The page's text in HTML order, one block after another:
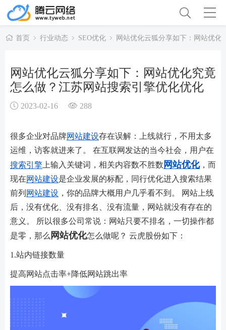
首页 行业动态 SEO优化 网站优化云狐分享如下：网站优
网站优化云狐分享如下：网站优化究竟
怎么做？江苏网站搜索引擎优化优化
2023-02-16 288
很多企业对品牌网站建设存在误解：上线就行，不用太多
运维，访客就进来了。 在互联网发达的当今社会，用户在
搜索引擎 上输入关键词，相关内容数不胜数 网站优化，而
现在网站建设是企业发展的标配，同行优化进入搜索结果
前列 网站建设 ，你的品牌大概用户几乎看不到。 网站上线
后，没有优化、没有排名、没有流量，网站就没有存在的
意义。 所以很多公司常说：网站只要不排名，一切操作都
是零，那么 网站优化怎么做呢？ 云虎股份如下：
1.站内链接数量
提高网站点击率+降低网站跳出率